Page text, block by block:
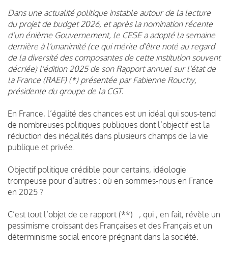
Dans une actualité politique instable autour de la lecture
du projet de budget 2026, et après la nomination récente
d’un énième Gouvernement, le CESE a adopté la semaine
dernière à l'unanimité (ce qui mérite d'être noté au regard
de la diversité des composantes de cette institution souvent
décriée) l'édition 2025 de son Rapport annuel sur l'état de
la France (RAEF) (*) présentée par Fabienne Rouchy,
présidente du groupe de la CGT.
En France, l’égalité des chances est un idéal qui sous-tend
de nombreuses politiques publiques dont l’objectif est la
réduction des inégalités dans plusieurs champs de la vie
publique et privée.
Objectif politique crédible pour certains, idéologie
trompeuse pour d’autres : où en sommes-nous en France
en 2025 ?
C’est tout l’objet de ce rapport (**) , qui , en fait, révèle un
pessimisme croissant des Françaises et des Français et un
déterminisme social encore prégnant dans la société.